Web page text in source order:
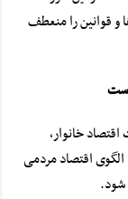
و قوانین را منعطف
خانوار،
اقتصاد مردمی
شود.